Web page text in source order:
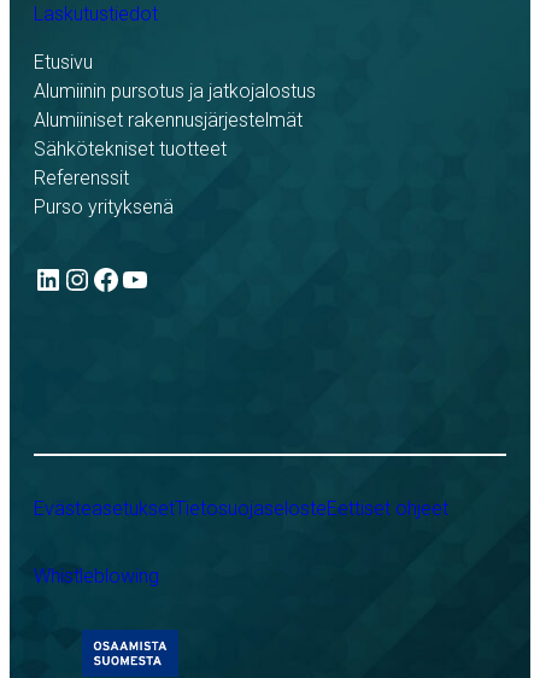
Laskutustiedot
Etusivu
Alumiinin pursotus ja jatkojalostus
Alumiiniset rakennusjärjestelmät
Sähkötekniset tuotteet
Referenssit
Purso yrityksenä
LinkedIn
Instagram
Facebook
YouTube
EvästeasetuksetTietosuojaselosteEettiset ohjeet
Whistleblowing